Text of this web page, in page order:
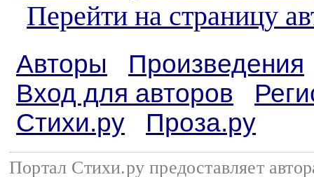
Перейти на страницу
Авторы
Произведения
Вход для авторов
Стихи.ру
Проза.ру
Портал Стихи.ру предоставляет